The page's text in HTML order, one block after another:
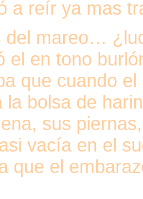
a reír ya mas
del mareo…
el en tono
que cuando
la bolsa de
sus
vacía en el
que el